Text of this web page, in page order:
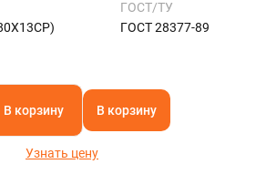
ГОСТ/ТУ
ГОСТ 28377-89
В корзину В корзину
Узнать цену